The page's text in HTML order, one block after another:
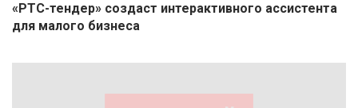
«РТС-тендер» создаст интерактивного ассистента
для малого бизнеса